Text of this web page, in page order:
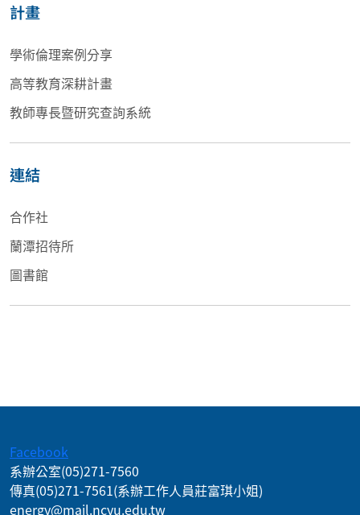
計畫
學術倫理案例分享
高等教育深耕計畫
教師專長暨研究查詢系統
連結
合作社
蘭潭招待所
圖書館
Facebook
系辦公室(05)271-7560
傳真(05)271-7561(系辦工作人員莊富琪小姐)
energy@mail.ncyu.edu.tw